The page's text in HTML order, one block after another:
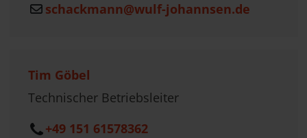
schackmann@wulf-johannsen.de
Tim Göbel
Technischer Betriebsleiter
+49 151 61578362